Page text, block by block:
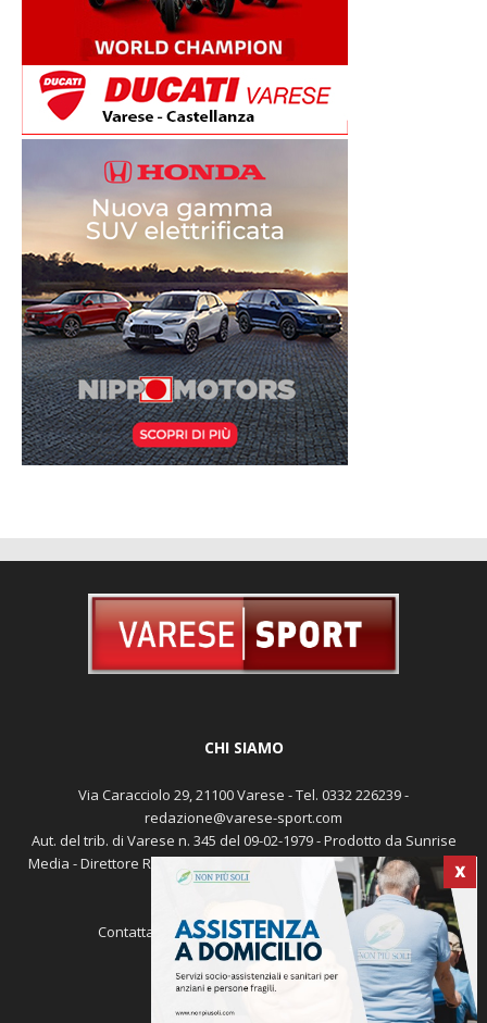
X
CHI SIAMO
Via Caracciolo 29, 21100 Varese - Tel. 0332 226239 -
redazione@varese-sport.com
Aut. del trib. di Varese n. 345 del 09-02-1979 - Prodotto da Sunrise
Media - Direttore Responsabile: Michele Marocco -Cookie policy
Pubblicità
Contattaci: redazione@varese-sport.com
SEGUICI